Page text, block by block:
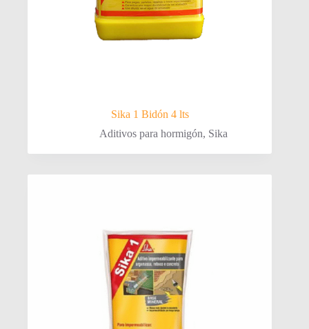
Sika 1 Bidón 4 lts
Aditivos para hormigón, Sika